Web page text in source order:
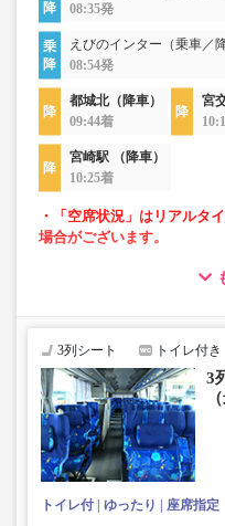
08:35発
えびのインター（乗車／降
08:54発
都城北（降車）
09:44着
宮
宮崎駅 （降車）
10:25着
・「空席状況」はリアルタ
場合がございます。
・車内トイレ完備で長旅
・3列シートでゆったり快
・車内は常時換気し、清
3列シート トイレ付き
3
トイレ付 ゆったり 座席指定